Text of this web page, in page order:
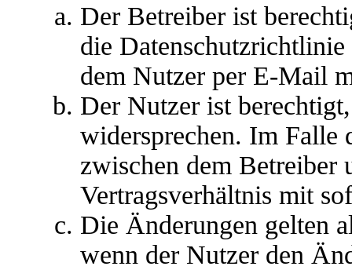
Der Betreiber ist
die
dem Nutzer per E-Mail
Der Nutzer ist
widersprechen. Im Falle
zwischen dem Betreiber
Vertragsverhältnis mit
Die Änderungen gelten
wenn der Nutzer den